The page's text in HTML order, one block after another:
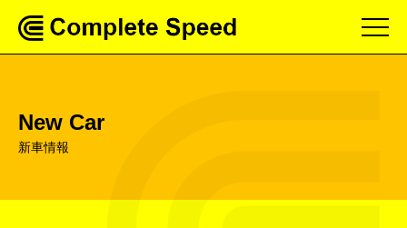
New Car
新車情報